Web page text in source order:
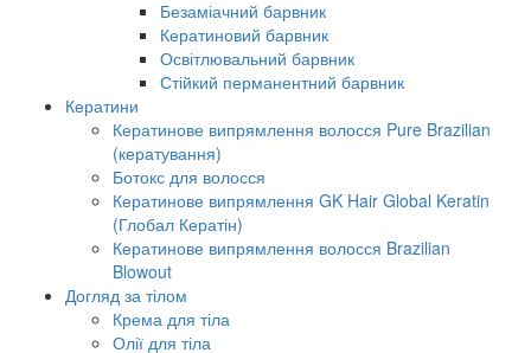
Безаміачний барвник
Кератиновий барвник
Освітлювальний барвник
Стійкий перманентний барвник
Кератини
Кератинове випрямлення волосся Pure Brazilian
(кератування)
Ботокс для волосся
Кератинове випрямлення GK Hair Global Keratin
(Глобал Кератін)
Кератинове випрямлення волосся Brazilian
Blowout
Догляд за тілом
Крема для тіла
Олії для тіла